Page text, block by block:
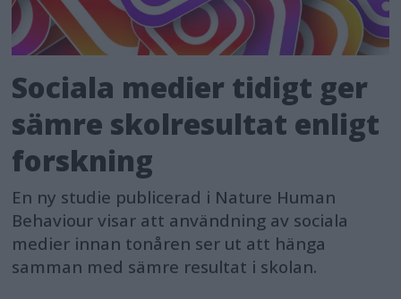
Sociala medier tidigt ger
sämre skolresultat enligt
forskning
En ny studie publicerad i Nature Human
Behaviour visar att användning av sociala
medier innan tonåren ser ut att hänga
samman med sämre resultat i skolan.